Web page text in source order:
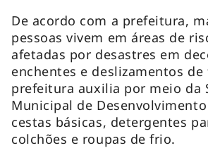
De acordo com a prefeitura,
pessoas vivem em áreas de
afetadas por desastres em
enchentes e deslizamentos de
prefeitura auxilia por meio da
Municipal de
cestas básicas, detergentes
colchões e roupas de frio.